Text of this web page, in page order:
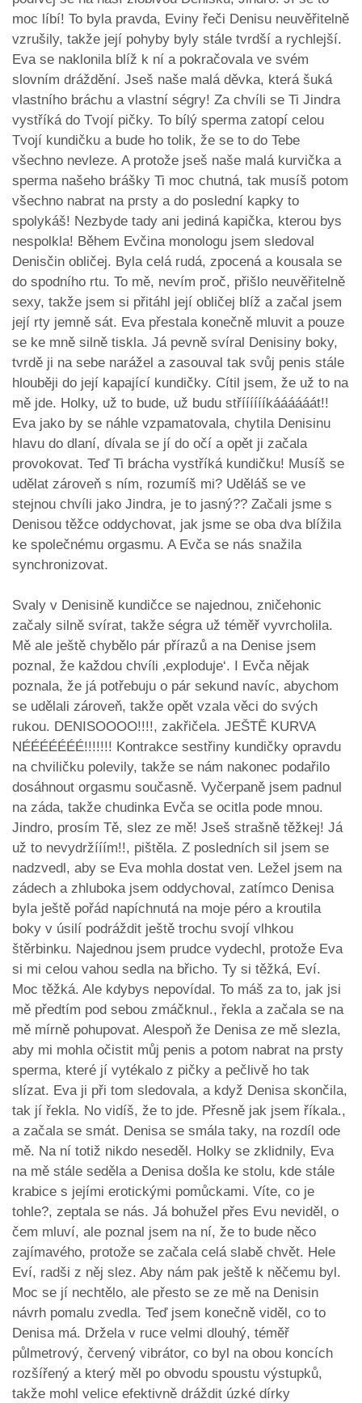
moc líbí! To byla pravda, Eviny řeči Denisu neuvěřitelně
vzrušily, takže její pohyby byly stále tvrdší a rychlejší.
Eva se naklonila blíž k ní a pokračovala ve svém
slovním dráždění. Jseš naše malá děvka, která šuká
vlastního bráchu a vlastní ségry! Za chvíli se Ti Jindra
vystříká do Tvojí pičky. To bílý sperma zatopí celou
Tvojí kundičku a bude ho tolik, že se to do Tebe
všechno nevleze. A protože jseš naše malá kurvička a
sperma našeho brášky Ti moc chutná, tak musíš potom
všechno nabrat na prsty a do poslední kapky to
spolykáš! Nezbyde tady ani jediná kapička, kterou bys
nespolkla! Během Evčina monologu jsem sledoval
Denisčin obličej. Byla celá rudá, zpocená a kousala se
do spodního rtu. To mě, nevím proč, přišlo neuvěřitelně
sexy, takže jsem si přitáhl její obličej blíž a začal jsem
její rty jemně sát. Eva přestala konečně mluvit a pouze
se ke mně silně tiskla. Já pevně svíral Denisiny boky,
tvrdě ji na sebe narážel a zasouval tak svůj penis stále
hlouběji do její kapající kundičky. Cítil jsem, že už to na
mě jde. Holky, už to bude, už budu střííííííkáááááát!!
Eva jako by se náhle vzpamatovala, chytila Denisinu
hlavu do dlaní, dívala se jí do očí a opět ji začala
provokovat. Teď Ti brácha vystříká kundičku! Musíš se
udělat zároveň s ním, rozumíš mi? Uděláš se ve
stejnou chvíli jako Jindra, je to jasný?? Začali jsme s
Denisou těžce oddychovat, jak jsme se oba dva blížila
ke společnému orgasmu. A Evča se nás snažila
synchronizovat.
Svaly v Denisině kundičce se najednou, zničehonic
začaly silně svírat, takže ségra už téměř vyvrcholila.
Mě ale ještě chybělo pár přírazů a na Denise jsem
poznal, že každou chvíli ‚exploduje‘. I Evča nějak
poznala, že já potřebuju o pár sekund navíc, abychom
se udělali zároveň, takže opět vzala věci do svých
rukou. DENISOOOO!!!!, zakřičela. JEŠTĚ KURVA
NÉÉÉÉÉÉÉ!!!!!!! Kontrakce sestřiny kundičky opravdu
na chviličku polevily, takže se nám nakonec podařilo
dosáhnout orgasmu současně. Vyčerpaně jsem padnul
na záda, takže chudinka Evča se ocitla pode mnou.
Jindro, prosím Tě, slez ze mě! Jseš strašně těžkej! Já
už to nevydržííím!!, pištěla. Z posledních sil jsem se
nadzvedl, aby se Eva mohla dostat ven. Ležel jsem na
zádech a zhluboka jsem oddychoval, zatímco Denisa
byla ještě pořád napíchnutá na moje péro a kroutila
boky v úsilí podráždit ještě trochu svojí vlhkou
štěrbinku. Najednou jsem prudce vydechl, protože Eva
si mi celou vahou sedla na břicho. Ty si těžká, Eví.
Moc těžká. Ale kdybys nepovídal. To máš za to, jak jsi
mě předtím pod sebou zmáčknul., řekla a začala se na
mě mírně pohupovat. Alespoň že Denisa ze mě slezla,
aby mi mohla očistit můj penis a potom nabrat na prsty
sperma, které jí vytékalo z pičky a pečlivě ho tak
slízat. Eva ji při tom sledovala, a když Denisa skončila,
tak jí řekla. No vidíš, že to jde. Přesně jak jsem říkala.,
a začala se smát. Denisa se smála taky, na rozdíl ode
mě. Na ní totiž nikdo neseděl. Holky se zklidnily, Eva
na mě stále seděla a Denisa došla ke stolu, kde stále
krabice s jejími erotickými pomůckami. Víte, co je
tohle?, zeptala se nás. Já bohužel přes Evu neviděl, o
čem mluví, ale poznal jsem na ní, že to bude něco
zajímavého, protože se začala celá slabě chvět. Hele
Eví, radši z něj slez. Aby nám pak ještě k něčemu byl.
Moc se jí nechtělo, ale přesto se ze mě na Denisin
návrh pomalu zvedla. Teď jsem konečně viděl, co to
Denisa má. Držela v ruce velmi dlouhý, téměř
půlmetrový, červený vibrátor, co byl na obou koncích
rozšířený a který měl po obvodu spoustu výstupků,
takže mohl velice efektivně dráždit úzké dírky